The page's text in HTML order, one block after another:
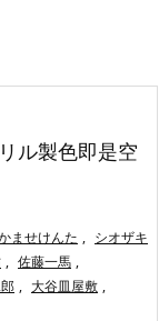
ル製色即是空
ませけんた , シオザキ
, 佐藤一馬 ,
, 大谷皿屋敷 ,